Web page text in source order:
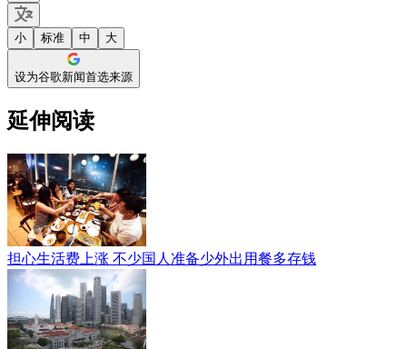
小 标准 中 大
设为谷歌新闻首选来源
延伸阅读
担心生活费上涨 不少国人准备少外出用餐多存钱